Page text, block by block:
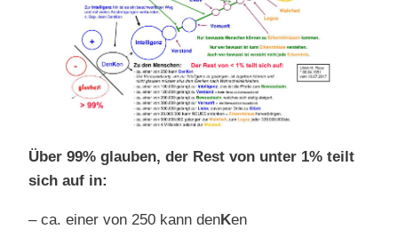
Über 99% glauben, der Rest von unter 1% teilt
sich auf in:
– ca. einer von 250 kann denKen